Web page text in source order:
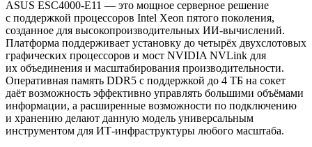
ASUS ESC4000-E11 — это мощное серверное решение
с поддержкой процессоров Intel Xeon пятого поколения,
созданное для высокопроизводительных ИИ-вычислений.
Платформа поддерживает установку до четырёх двухслотовых
графических процессоров и мост NVIDIA NVLink для
их объединения и масштабирования производительности.
Оперативная память DDR5 с поддержкой до 4 ТБ на сокет
даёт возможность эффективно управлять большими объёмами
информации, а расширенные возможности по подключению
и хранению делают данную модель универсальным
инструментом для ИТ-инфраструктуры любого масштаба.